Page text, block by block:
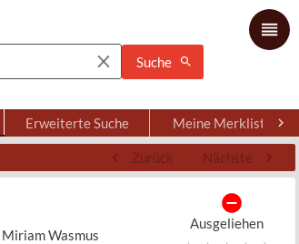
Suche
Erweiterte Suche Meine Merkliste
Zurück Nächste
Wasmus
Ausgeliehen